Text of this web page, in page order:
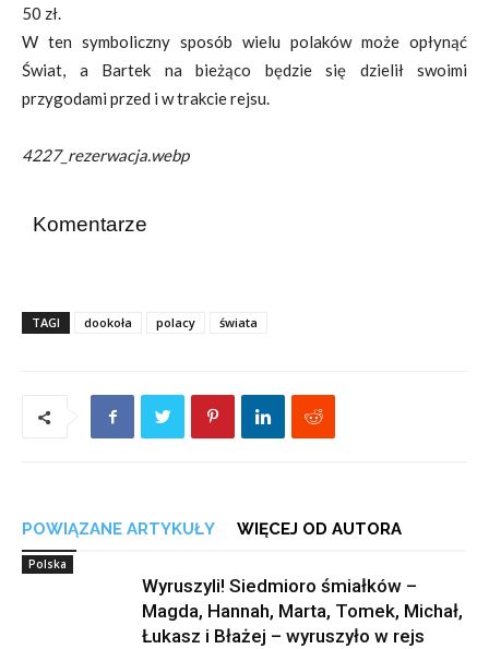
50 zł.
W ten symboliczny sposób wielu polaków może opłynąć
Świat, a Bartek na bieżąco będzie się dzielił swoimi
przygodami przed i w trakcie rejsu.
4227_rezerwacja.webp
Komentarze
TAGI dookoła polacy świata
POWIĄZANE ARTYKUŁY WIĘCEJ OD AUTORA
Polska
Wyruszyli! Siedmioro śmiałków –
Magda, Hannah, Marta, Tomek, Michał,
Łukasz i Błażej – wyruszyło w rejs